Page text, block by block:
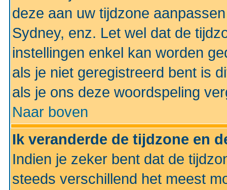
deze aan uw tijdzone
Sydney, enz. Let wel dat de
instellingen enkel kan worden
als je niet geregistreerd bent is
als je ons deze woordspeling
Naar boven
Ik veranderde de tijdzone en
Indien je zeker bent dat de
steeds verschillend het meest